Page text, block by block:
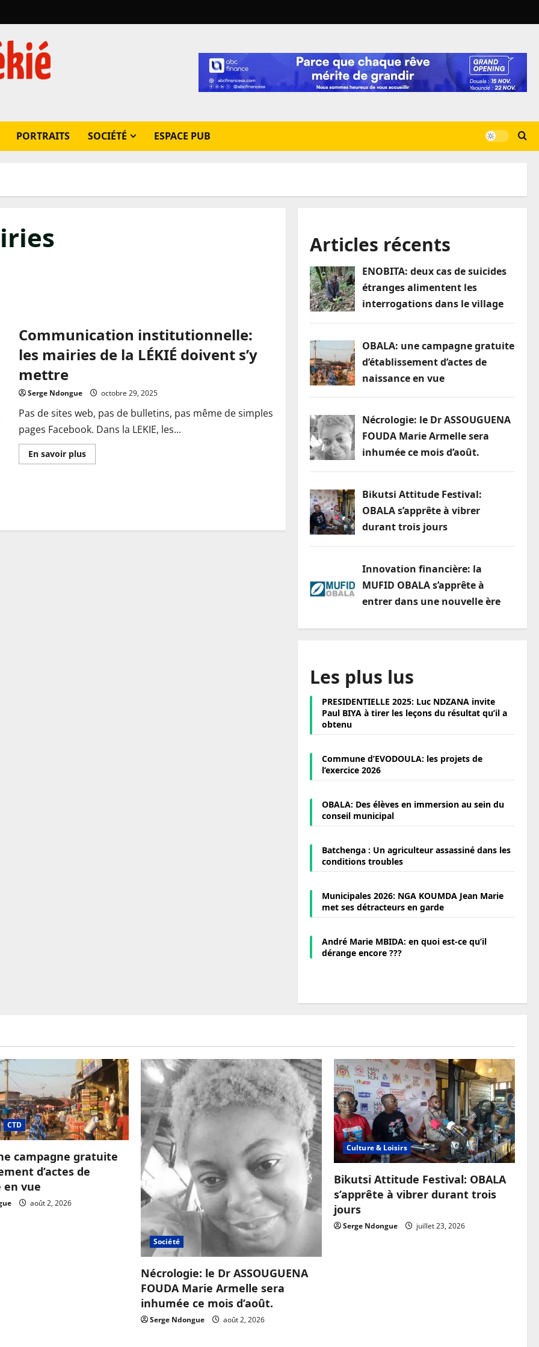
PORTRAITS SOCIÉTÉ ESPACE PUB
Communication institutionnelle:
les mairies de la LÉKIÉ doivent s’y
mettre
Serge Ndongue octobre 29, 2025
Pas de sites web, pas de bulletins, pas même de simples
pages Facebook. Dans la LEKIE, les...
En savoir plusEn
savoir
la
Articles récents
ENOBITA: deux cas de suicides
étranges alimentent les
interrogations dans le village
OBALA: une campagne gratuite
d’établissement d’actes de
naissance en vue
Nécrologie: le Dr ASSOUGUENA
FOUDA Marie Armelle sera
inhumée ce mois d’août.
Bikutsi Attitude Festival:
OBALA s’apprête à vibrer
durant trois jours
Innovation financière: la
MUFID OBALA s’apprête à
entrer dans une nouvelle ère
Les plus lus
PRESIDENTIELLE 2025: Luc NDZANA invite
Paul BIYA à tirer les leçons du résultat qu’il a
obtenu
Commune d’EVODOULA: les projets de
l’exercice 2026
OBALA: Des élèves en immersion au sein du
conseil municipal
Batchenga : Un agriculteur assassiné dans les
conditions troubles
Municipales 2026: NGA KOUMDA Jean Marie
met ses détracteurs en garde
André Marie MBIDA: en quoi est-ce qu’il
dérange encore ???
CTD
campagne gratuite
d’actes de
en vue
août 2, 2026
Société
Nécrologie: le Dr ASSOUGUENA
FOUDA Marie Armelle sera
inhumée ce mois d’août.
Serge Ndongue août 2, 2026
Culture & Loisirs
Bikutsi Attitude Festival: OBALA
s’apprête à vibrer durant trois
jours
Serge Ndongue juillet 23, 2026